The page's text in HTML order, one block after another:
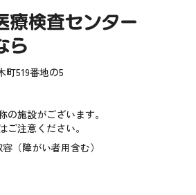
519番地の5
の施設がございます。
ご注意ください。
（障がい者用含む）